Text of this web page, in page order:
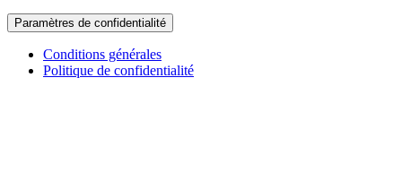
Paramètres de confidentialité
Conditions générales
Politique de confidentialité